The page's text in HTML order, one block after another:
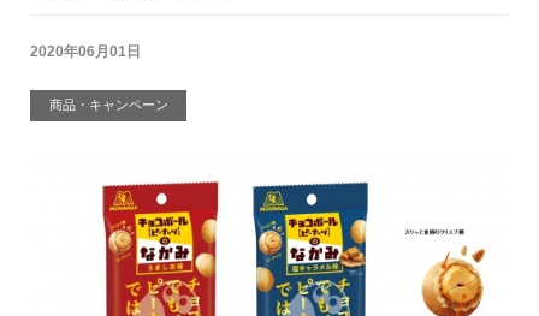
2020年06月01日
商品・キャンペーン